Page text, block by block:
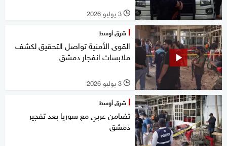
l 3 يوليو 2026
شرق أوسط
القوى الأمنية تواصل التحقيق لكشف
ملابسات انفجار دمشق
l 3 يوليو 2026
شرق أوسط
تضامن عربي مع سوريا بعد تفجير
دمشق